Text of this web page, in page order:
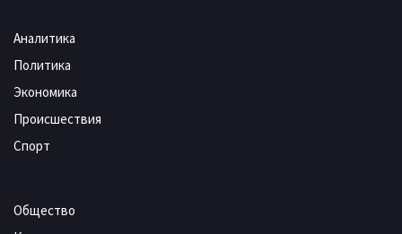
Аналитика
Политика
Экономика
Происшествия
Спорт
Общество